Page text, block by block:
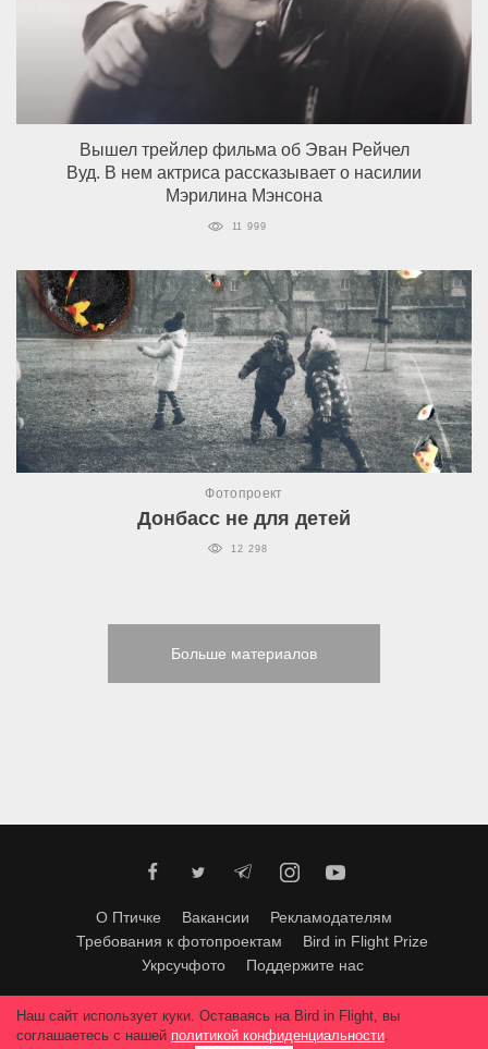
Вышел трейлер фильма об Эван Рейчел
Вуд. В нем актриса рассказывает о насилии
Мэрилина Мэнсона
11 999
Фотопроект
Донбасс не для детей
12 298
Больше материалов
О Птичке Вакансии
Рекламодателям
Требования к фотопроектам
Bird in Flight Prize
Укрсучфото
Поддержите нас
Любое использование материалов допускается только с согласия
редакции.© 2026, Bird In Flight.
Наш сайт использует куки. Оставаясь на Bird in Flight, вы
соглашаетесь с нашей политикой конфиденциальности.